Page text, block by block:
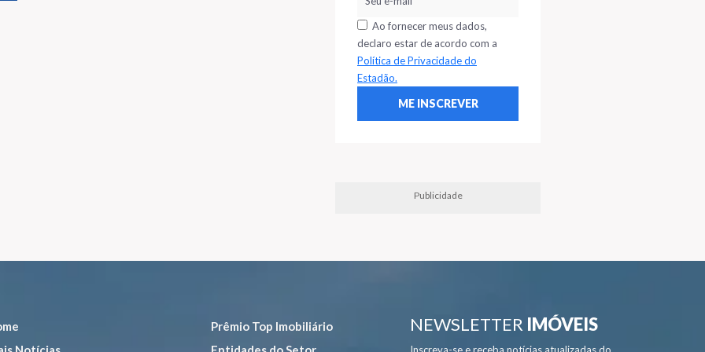
Ao fornecer meus dados,
declaro estar de acordo com a
Política de Privacidade do
Estadão.
Publicidade
Prêmio Top Imobiliário
NEWSLETTER IMÓVEIS